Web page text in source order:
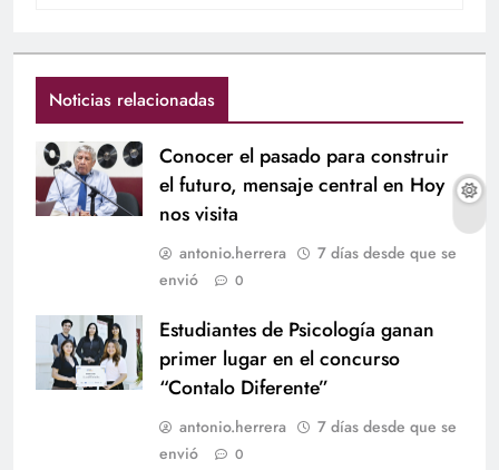
Noticias relacionadas
Conocer el pasado para construir
el futuro, mensaje central en Hoy
nos visita
antonio.herrera
7 días desde que se
envió
0
Estudiantes de Psicología ganan
primer lugar en el concurso
“Contalo Diferente”
antonio.herrera
7 días desde que se
envió
0